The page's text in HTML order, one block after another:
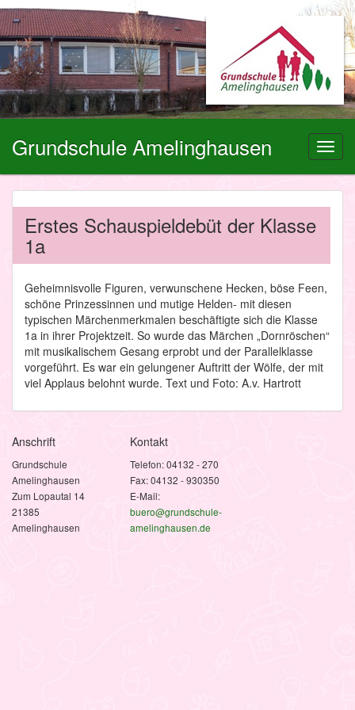
Grundschule Amelinghausen
Erstes Schauspieldebüt der Klasse
1a
Geheimnisvolle Figuren, verwunschene Hecken, böse Feen,
schöne Prinzessinnen und mutige Helden- mit diesen
typischen Märchenmerkmalen beschäftigte sich die Klasse
1a in ihrer Projektzeit. So wurde das Märchen „Dornröschen“
mit musikalischem Gesang erprobt und der Parallelklasse
vorgeführt. Es war ein gelungener Auftritt der Wölfe, der mit
viel Applaus belohnt wurde. Text und Foto: A.v. Hartrott
Anschrift
Grundschule
Amelinghausen
Zum Lopautal 14
21385
Amelinghausen
Kontakt
Telefon: 04132 - 270
Fax: 04132 - 930350
E-Mail:
buero@grundschule-
amelinghausen.de